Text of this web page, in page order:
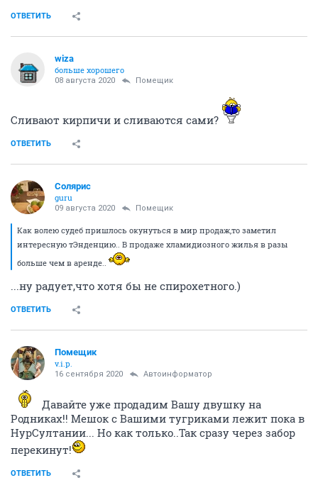
ОТВЕТИТЬ
wiza
больше хорошего
08 августа 2020 Помещик
Сливают кирпичи и сливаются сами?
ОТВЕТИТЬ
Солярис
guru
09 августа 2020 Помещик
Как волею судеб пришлось окунуться в мир продаж,то заметил
интересную тЭнденцию.. В продаже хламидиозного жилья в разы
больше чем в аренде..
...ну радует,что хотя бы не спирохетного.)
ОТВЕТИТЬ
Помещик
v.i.p.
16 сентября 2020 Автоинформатор
Давайте уже продадим Вашу двушку на
Родниках!! Мешок с Вашими тугриками лежит пока в
НурСултании... Но как только..Так сразу через забор
перекинут!
ОТВЕТИТЬ